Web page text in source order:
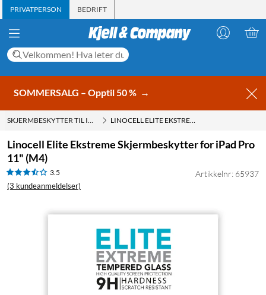
PRIVATPERSON BEDRIFT
SOMMERSALG – Opptil 50 % →
SKJERMBESKYTTER TIL IPAD LINOCELL ELITE EKSTREME SKJERMBESKYTTER FOR IPAD PRO 11" (M4)
Linocell Elite Ekstreme Skjermbeskytter for iPad Pro
11" (M4)
3.5
(3 kundeanmeldelser)
Artikkelnr: 65937